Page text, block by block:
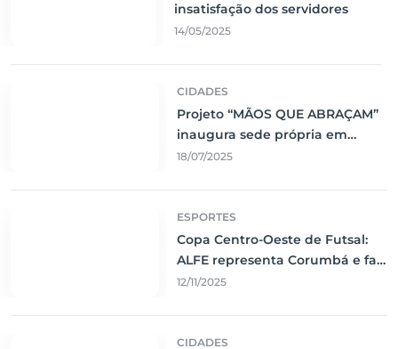
insatisfação dos servidores
14/05/2025
CIDADES
Projeto “MÃOS QUE ABRAÇAM”
inaugura sede própria em
Corumbá
18/07/2025
ESPORTES
Copa Centro-Oeste de Futsal:
ALFE representa Corumbá e faz
jogo emocionante contra o Vila
12/11/2025
CIDADES